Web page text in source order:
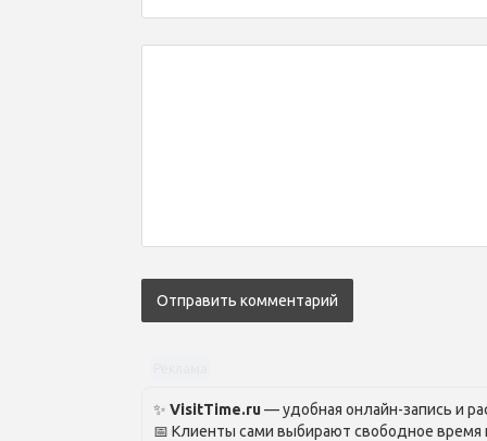
✨ VisitTime.ru— удобная онлайн-запись и
📅 Клиенты сами выбирают свободное время